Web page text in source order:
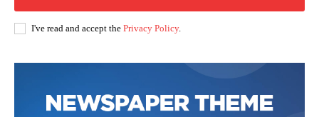
I've read and accept the Privacy Policy.